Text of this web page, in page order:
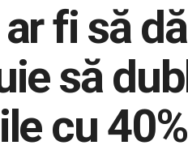
fi să
să
cu 40%